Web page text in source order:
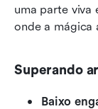
uma parte viva
onde a mágica
Superando
Baixo